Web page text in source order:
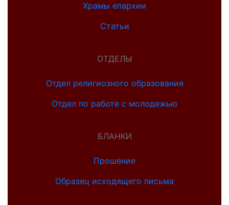
Храмы епархии
Статьи
ОТДЕЛЫ
Отдел религиозного образования
Отдел по работе с молодежью
БЛАНКИ
Прошение
Образец исходящего письма